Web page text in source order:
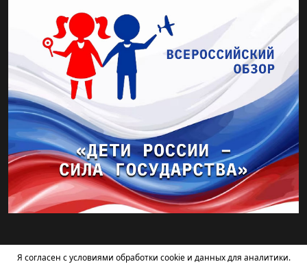
Я согласен с условиями обработки cookie и данных для аналитики.